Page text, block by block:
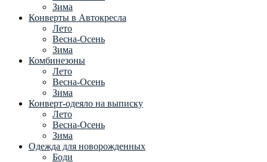
Зима
Конверты в Автокресла
Лето
Весна-Осень
Зима
Комбинезоны
Лето
Весна-Осень
Зима
Конверт-одеяло на выписку
Лето
Весна-Осень
Зима
Одежда для новорожденных
Боди